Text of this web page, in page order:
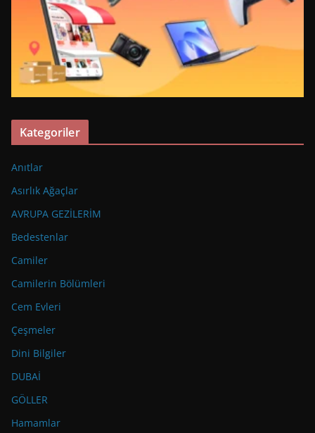
Kategoriler
Anıtlar
Asırlık Ağaçlar
AVRUPA GEZİLERİM
Bedestenlar
Camiler
Camilerin Bölümleri
Cem Evleri
Çeşmeler
Dini Bilgiler
DUBAİ
GÖLLER
Hamamlar